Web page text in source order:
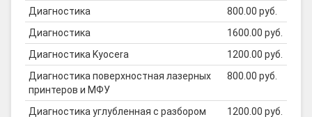
Диагностика
800.00 руб.
Диагностика
1600.00 руб.
Диагностика Kyocera
1200.00 руб.
Диагностика поверхностная лазерных
принтеров и МФУ
800.00 руб.
Диагностика углубленная с разбором
1200.00 руб.